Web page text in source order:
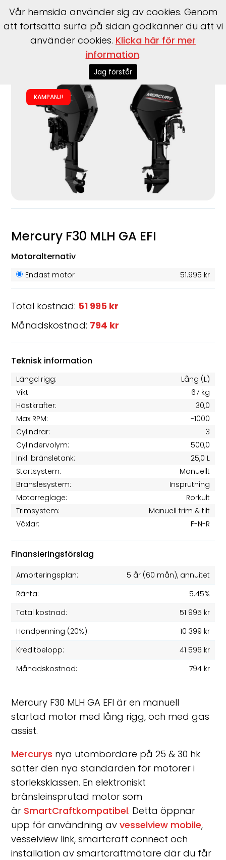
Utombordare>
KAMPANJ!
Mercury F30 MLH GA EFI
Motoralternativ
Endast motor 51.995 kr
Total kostnad: 51 995 kr
Månadskostnad: 794 kr
Teknisk information
Längd rigg:
Lång (L)
Vikt:
67 kg
Hästkrafter:
30,0
Max RPM:
-1000
Cylindrar:
3
Cylindervolym:
500,0
Inkl. bränsletank:
25,0 L
Startsystem:
Manuellt
Bränslesystem:
Insprutning
Motorreglage:
Rorkult
Trimsystem:
Manuell trim & tilt
Växlar:
F-N-R
Finansieringsförslag
Amorteringsplan: 5 år(60 mån), annuitet
Ränta:
5.45%
Total kostnad:
51 995 kr
Handpenning (20%):
10 399 kr
Kreditbelopp:
41 596 kr
Månadskostnad:
794 kr
Mercury F30 MLH GA EFI är en manuell
startad motor med lång rigg, och med gas
assist.
Mercurys nya utombordare på 25 & 30 hk
sätter den nya standarden för motorer i
storleksklassen. En elektroniskt
bränsleinsprutad motor som
är SmartCraftkompatibel. Detta öppnar
upp för användning avvesselview mobile,
vesselview link, smartcraft connect och
installation av smartcraftmätare där du får
Vår hemsida använder sig av cookies. Genom
att fortsätta surfa på sidan godkänner du att vi
använder cookies. Klicka här för mer
information.
Jag förstår